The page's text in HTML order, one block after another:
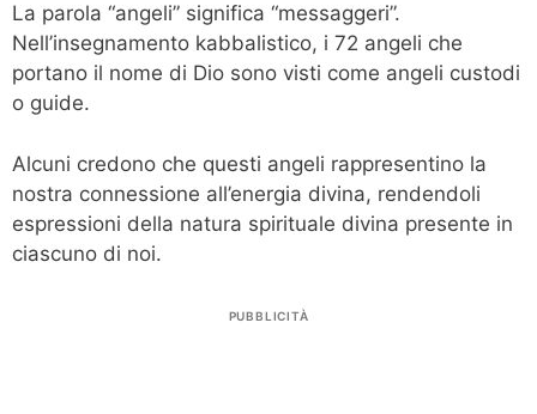
La parola “angeli” significa “messaggeri”.
Nell’insegnamento kabbalistico, i 72 angeli che
portano il nome di Dio sono visti come angeli custodi
o guide.
Alcuni credono che questi angeli rappresentino la
nostra connessione all’energia divina, rendendoli
espressioni della natura spirituale divina presente in
ciascuno di noi.
PUBBLICITÀ